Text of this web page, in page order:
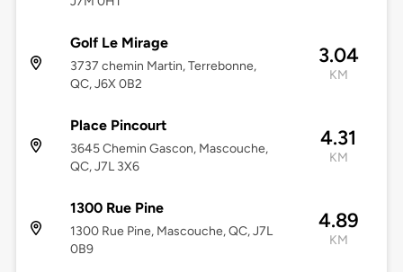
Golf Le Mirage
3737 chemin Martin, Terrebonne,
QC, J6X 0B2
3.04
KM
Place Pincourt
3645 Chemin Gascon, Mascouche,
QC, J7L 3X6
4.31
KM
1300 Rue Pine
1300 Rue Pine, Mascouche, QC, J7L
0B9
4.89
KM